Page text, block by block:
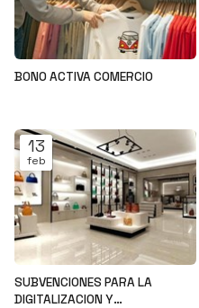
BONO ACTIVA COMERCIO
13
feb
SUBVENCIONES PARA LA
DIGITALIZACION Y